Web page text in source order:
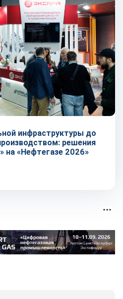
инфраструктуры до
решения
«Нефтегазе 2026»